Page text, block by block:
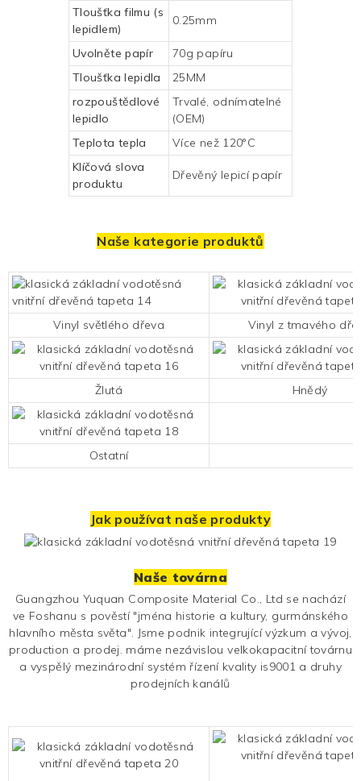
Tloušťka filmu (s
lepidlem)
0.25mm
Uvolněte papír
70g papíru
Tloušťka lepidla
25MM
rozpouštědlové
lepidlo
Trvalé, odnímatelné
(OEM)
Teplota tepla
Více než 120°C
Klíčová slova
produktu
Dřevěný lepicí papír
Naše kategorie produktů
Vinyl světlého dřeva Vinyl z tmavého
Žlutá Hnědý
Ostatní
Jak používat naše produkty
Naše továrna
Guangzhou Yuquan Composite Material Co., Ltd se nachází
ve Foshanu s pověstí "jména historie a kultury, gurmánského
hlavního města světa". Jsme podnik integrující výzkum a vývoj,
production a prodej. máme nezávislou velkokapacitní továrnu
a vyspělý mezinárodní systém řízení kvality is9001 a druhy
prodejních kanálů